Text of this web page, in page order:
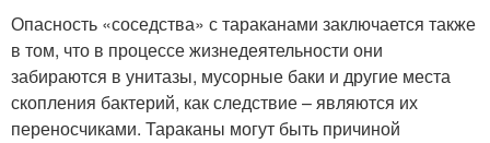
Опасность «соседства» с тараканами заключается также
в том, что в процессе жизнедеятельности они
забираются в унитазы, мусорные баки и другие места
скопления бактерий, как следствие – являются их
переносчиками. Тараканы могут быть причиной